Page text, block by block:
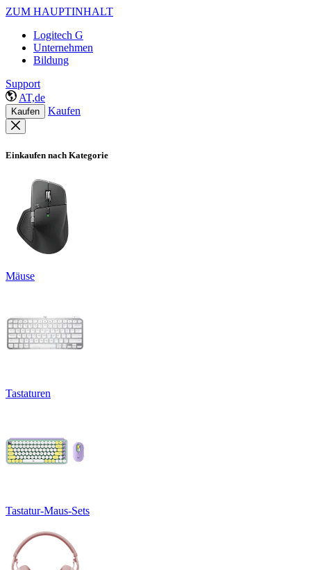
ZUM HAUPTINHALT
Logitech G
Unternehmen
Bildung
Support
AT,de
Kaufen Kaufen
Einkaufen nach Kategorie
Mäuse
Tastaturen
Tastatur-Maus-Sets